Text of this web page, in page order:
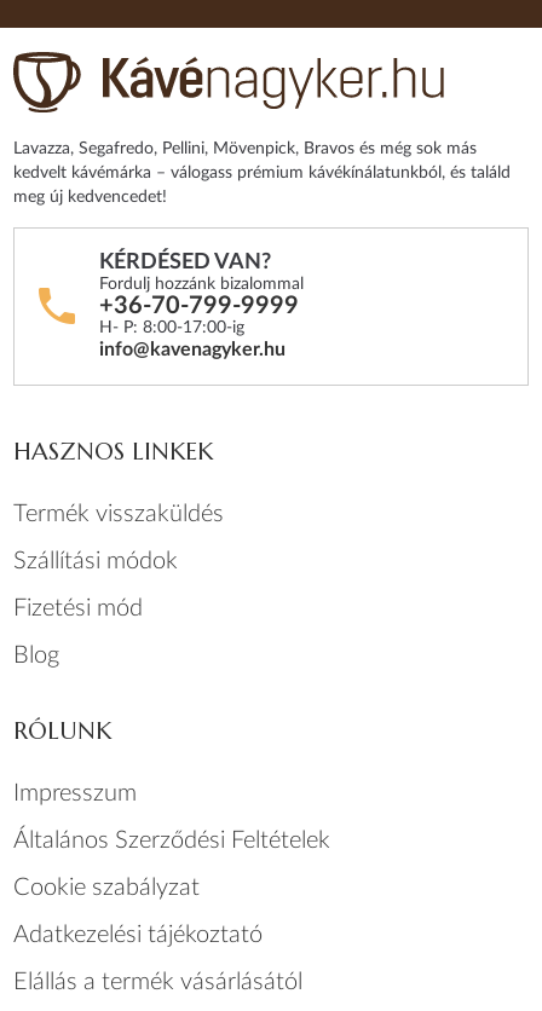
Lavazza, Segafredo, Pellini, Mövenpick, Bravos és még sok más
kedvelt kávémárka – válogass prémium kávékínálatunkból, és találd
meg új kedvencedet!
KÉRDÉSED VAN?
Fordulj hozzánk bizalommal
+36-70-799-9999
H- P: 8:00-17:00-ig
info@kavenagyker.hu
HASZNOS LINKEK
Termék visszaküldés
Szállítási módok
Fizetési mód
Blog
RÓLUNK
Impresszum
Általános Szerződési Feltételek
Cookie szabályzat
Adatkezelési tájékoztató
Elállás a termék vásárlásától